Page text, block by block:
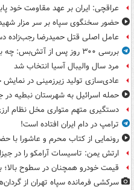
عراقچی: ایران بر عهد مقاومت خود
حضور سخنگوی سپاه بر سر مزار
عامل اصلی قتل حمیدرضا رجب‌زاده
بررسی ۳۰۰ روز پس از آتش‌بس: چه بر سر غزه آمد؟
مرد سال والیبال آسیا انتخاب شد
عادی‌سازی تولید زیرزمینی در نمایش
حمله اسرائیل به شهرستان نبطیه در
دستگیری متهم متواری مخل نظام
ترامپ در دام ایران افتاده است!
رونمایی از کتاب محرم و عاشورا با
ارتش یمن: تاسیسات آرامکو را در
قیمت خودرو همچنان در سطوح بالا؛
سرکشی فرمانده سپاه تهران از